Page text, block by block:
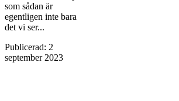
som sådan är
egentligen inte bara
det vi ser...
Publicerad: 2
september 2023